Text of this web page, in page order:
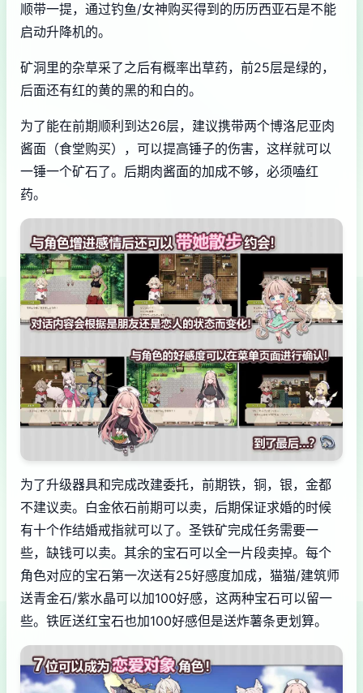
顺带一提，通过钓鱼/女神购买得到的历历西亚石是不能
启动升降机的。
矿洞里的杂草采了之后有概率出草药，前25层是绿的，
后面还有红的黄的黑的和白的。
为了能在前期顺利到达26层，建议携带两个博洛尼亚肉
酱面（食堂购买），可以提高锤子的伤害，这样就可以
一锤一个矿石了。后期肉酱面的加成不够，必须嗑红
药。
为了升级器具和完成改建委托，前期铁，铜，银，金都
不建议卖。白金依石前期可以卖，后期保证求婚的时候
有十个作结婚戒指就可以了。圣铁矿完成任务需要一
些，缺钱可以卖。其余的宝石可以全一片段卖掉。每个
角色对应的宝石第一次送有25好感度加成，猫猫/建筑师
送青金石/紫水晶可以加100好感，这两种宝石可以留一
些。铁匠送红宝石也加100好感但是送炸薯条更划算。